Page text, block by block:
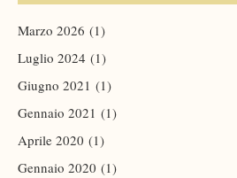
Marzo 2026 (1)
Luglio 2024 (1)
Giugno 2021 (1)
Gennaio 2021 (1)
Aprile 2020 (1)
Gennaio 2020 (1)